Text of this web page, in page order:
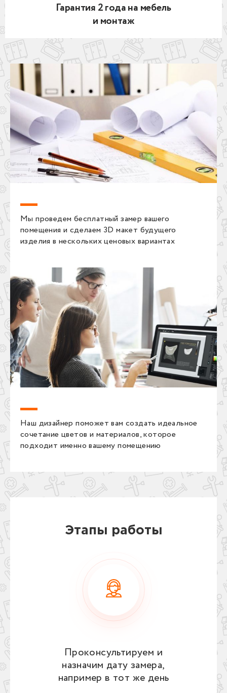
Гарантия 2 года на мебель
и монтаж
Мы проведем бесплатный замер вашего
помещения и сделаем 3D макет будущего
изделия в нескольких ценовых вариантах
Наш дизайнер поможет вам создать идеальное
сочетание цветов и материалов, которое
подходит именно вашему помещению
Этапы работы
Проконсультируем и
назначим дату замера,
например в тот же день